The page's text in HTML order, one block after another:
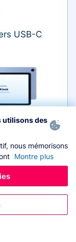
USB-C
de carte
utilisons des
nous mémorisons
Montre plus